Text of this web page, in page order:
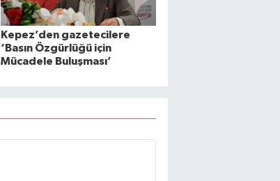
Kepez’den gazetecilere
‘Basın Özgürlüğü için
Mücadele Buluşması’